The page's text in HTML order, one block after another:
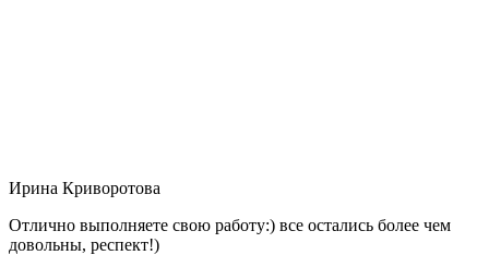
Ирина Криворотова
Отлично выполняете свою работу:) все остались более чем
довольны, респект!)